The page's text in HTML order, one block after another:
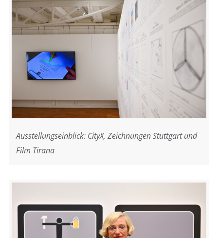
Ausstellungseinblick: CityX, Zeichnungen Stuttgart und
Film Tirana